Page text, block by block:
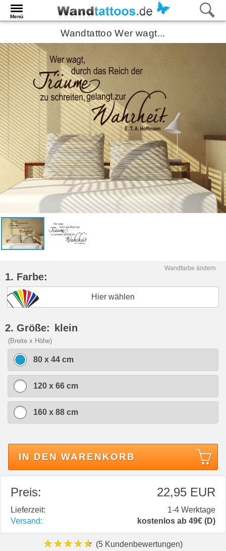
Menü
Wandtattoo Wer wagt...
Wandfarbe ändern
1. Farbe:
Hier wählen
2. Größe: klein
(Breite x Höhe)
80 x 44 cm
120 x 66 cm
160 x 88 cm
IN DEN WARENKORB
Preis: 22,95 EUR
Lieferzeit:
1-4 Werktage
Versand:
kostenlos ab 49€ (D)
★★★★★ (5 Kundenbewertungen)